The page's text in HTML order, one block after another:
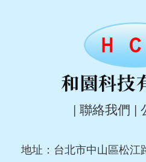
| 聯絡我們 |
地址：台北市中山區松江